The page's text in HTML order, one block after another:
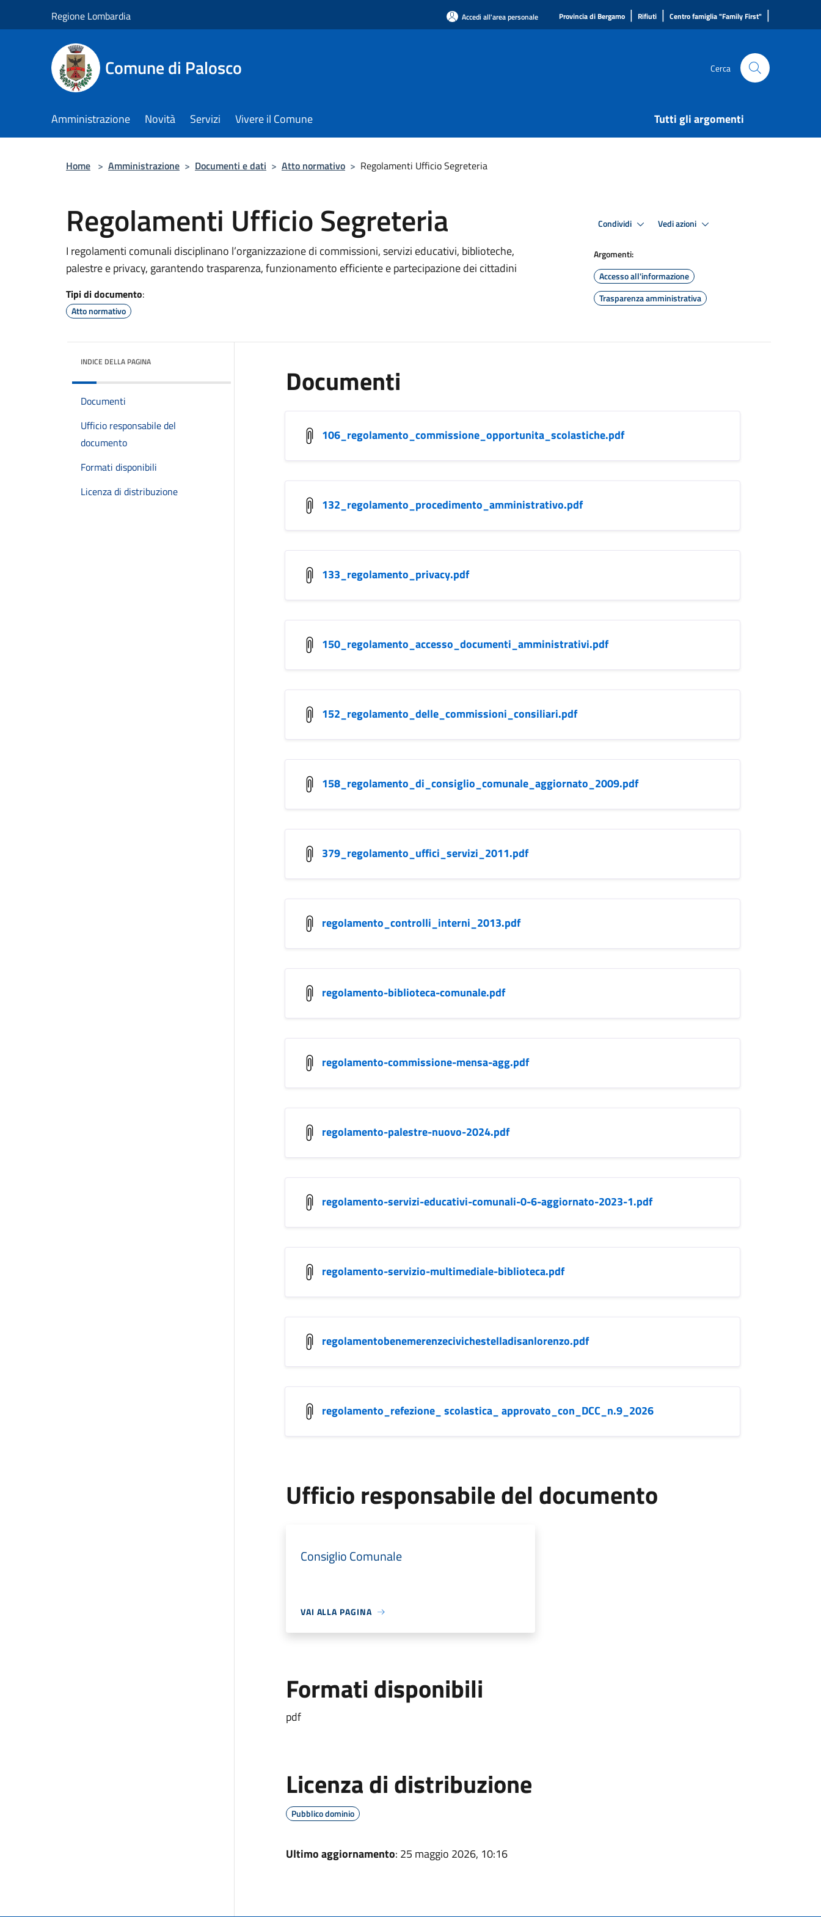
Regione Lombardia Accedi all'area personale Provincia di Bergamo | Rifiuti | Centro famiglia "Family First" |
Comune di Palosco Cerca
Amministrazione Novità Servizi Vivere il Comune Tutti gli argomenti
Home > Amministrazione > Documenti e dati > Atto normativo > Regolamenti Ufficio Segreteria
Regolamenti Ufficio Segreteria
I regolamenti comunali disciplinano l’organizzazione di commissioni, servizi educativi, biblioteche,
palestre e privacy, garantendo trasparenza, funzionamento efficiente e partecipazione dei cittadini
Tipi di documento:
Atto normativo
Condividi Vedi azioni
Argomenti:
Accesso all'informazione
Trasparenza amministrativa
INDICE DELLA PAGINA
Documenti
Ufficio responsabile del
documento
Formati disponibili
Licenza di distribuzione
Documenti
106_regolamento_commissione_opportunita_scolastiche.pdf
132_regolamento_procedimento_amministrativo.pdf
133_regolamento_privacy.pdf
150_regolamento_accesso_documenti_amministrativi.pdf
152_regolamento_delle_commissioni_consiliari.pdf
158_regolamento_di_consiglio_comunale_aggiornato_2009.pdf
379_regolamento_uffici_servizi_2011.pdf
regolamento_controlli_interni_2013.pdf
regolamento-biblioteca-comunale.pdf
regolamento-commissione-mensa-agg.pdf
regolamento-palestre-nuovo-2024.pdf
regolamento-servizi-educativi-comunali-0-6-aggiornato-2023-1.pdf
regolamento-servizio-multimediale-biblioteca.pdf
regolamentobenemerenzecivichestelladisanlorenzo.pdf
regolamento_refezione_ scolastica_ approvato_con_DCC_n.9_2026
Ufficio responsabile del documento
Consiglio Comunale
VAI ALLA PAGINA
Formati disponibili
pdf
Licenza di distribuzione
Pubblico dominio
Ultimo aggiornamento: 25 maggio 2026, 10:16